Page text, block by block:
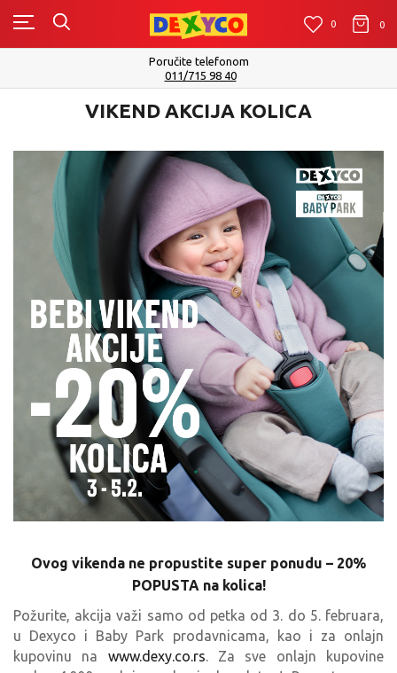
0 0 0
Isporuku možete očekivati u roku od 2 do 4 radna dana!
Pogledaj više
VIKEND AKCIJA KOLICA
Ovog vikenda ne propustite super ponudu – 20%
POPUSTA na kolica!
Požurite, akcija važi samo od petka od 3. do 5. februara,
u Dexyco i Baby Park prodavnicama, kao i za onlajn
kupovinu na www.dexy.co.rs. Za sve onlajn kupovine